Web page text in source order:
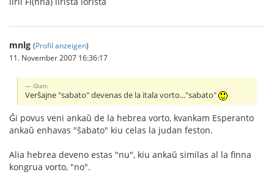
mnlg (Profil anzeigen)
11. November 2007 16:36:17
Glan:
Verŝajne "sabato" devenas de la itala vorto..."sabato"
Ĝi povus veni ankaŭ de la hebrea vorto, kvankam Esperanto
ankaŭ enhavas "ŝabato" kiu celas la judan feston.
Alia hebrea deveno estas "nu", kiu ankaŭ similas al la finna
kongrua vorto, "no".